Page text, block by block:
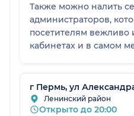
Также можно налить
администраторов,
посетителям вежливо
кабинетах и в самом
приёмом. Ещё в конце
подарили мыло в виде
нового года).
г Пермь, ул
Ленинский район
Открыто до 20:00